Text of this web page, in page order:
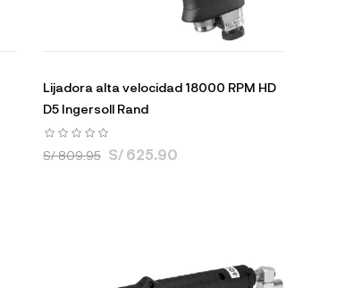
Lijadora alta velocidad 18000 RPM HD
D5 Ingersoll Rand
S/ 809.95 S/ 625.90